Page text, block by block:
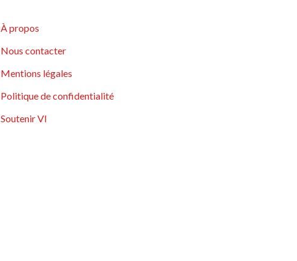
À propos
Nous contacter
Mentions légales
Politique de confidentialité
Soutenir VI